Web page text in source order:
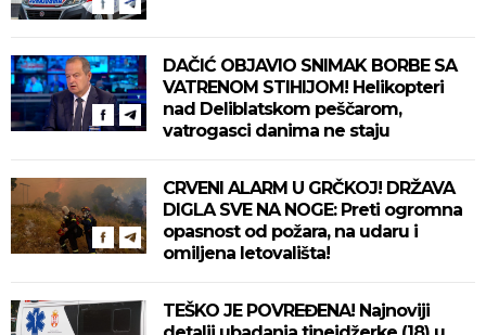
DAČIĆ OBJAVIO SNIMAK BORBE SA
VATRENOM STIHIJOM! Helikopteri
nad Deliblatskom peščarom,
vatrogasci danima ne staju
CRVENI ALARM U GRČKOJ! DRŽAVA
DIGLA SVE NA NOGE: Preti ogromna
opasnost od požara, na udaru i
omiljena letovališta!
TEŠKO JE POVREĐENA! Najnoviji